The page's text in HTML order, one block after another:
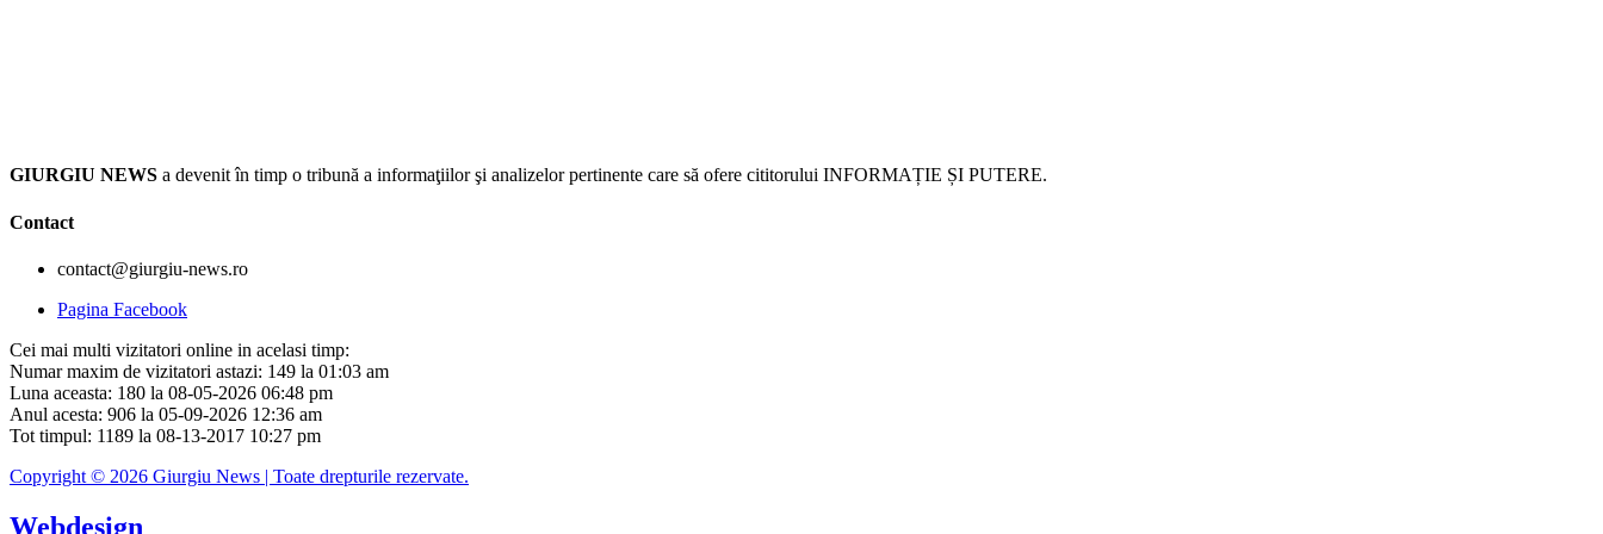
GIURGIU NEWS a devenit în timp o tribună a informaţiilor şi analizelor pertinente care să ofere cititorului INFORMAȚIE ȘI PUTERE.
Contact
contact@giurgiu-news.ro
Pagina Facebook
Cei mai multi vizitatori online in acelasi timp:
Numar maxim de vizitatori astazi: 149 la 01:03 am
Luna aceasta: 180 la 08-05-2026 06:48 pm
Anul acesta: 906 la 05-09-2026 12:36 am
Tot timpul: 1189 la 08-13-2017 10:27 pm
Copyright © 2026 Giurgiu News | Toate drepturile rezervate.
Webdesign